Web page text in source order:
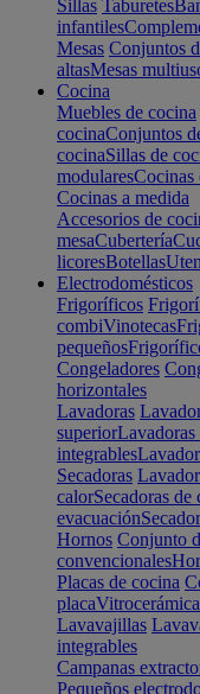
Sillas Taburetes
infantiles
Mesas Conjuntos
altasMesas
Cocina
Muebles de cocina
cocinaConjuntos
cocinaSillas de
modularesCocinas
Cocinas a medida
Accesorios de
mesaCubertería
licoresBotellas
Electrodomésticos
Frigoríficos
combiVinotecas
pequeños
Congeladores
horizontales
Lavadoras
superiorLavadoras
integrables
Secadoras
calorSecadoras de
evacuación
Hornos Conjunto
convencionales
Placas de cocina
placaVitrocerámica
Lavavajillas
integrables
Campanas
Pequeños